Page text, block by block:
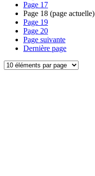
Page 17
Page 18 (page actuelle)
Page 19
Page 20
Page suivante
Dernière page